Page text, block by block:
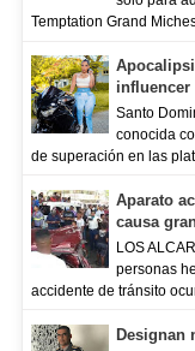
Temptation Grand
influencer
Santo
conocida
de superación en las
Aparato
causa
LOS
personas
accidente de tránsito
Designan